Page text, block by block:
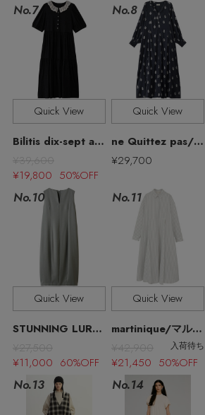
ポーチ
チャーム・ストラップ
その他(傘・ハンカチ・時計など)
HOT STYLE
EDITOR'S CLOSET
PERSONAL COLOR
エディター厳選ギフト
No.7
Quick View
Bilitis dix-sept ans/ビリティス・ディセッタン
¥39,600
¥19,800 50%OFF
No.8
Quick View
ne Quittez pas/ヌキテパ
¥29,700
No.10
Quick View
STUNNING LURE/スタニングルアー
¥27,500
¥11,000 60%OFF
No.11
Quick View
martinique/マルティニーク
¥42,900
入荷待ち
¥21,450 50%OFF
No.13 No.14